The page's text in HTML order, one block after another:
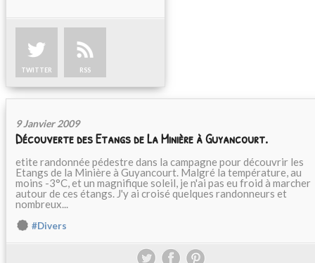
TWITTER RSS
9 Janvier 2009
Découverte des Etangs de La Minière à Guyancourt.
etite randonnée pédestre dans la campagne pour découvrir les
Etangs de la Minière à Guyancourt. Malgré la température, au
moins -3°C, et un magnifique soleil, je n'ai pas eu froid à marcher
autour de ces étangs. J'y ai croisé quelques randonneurs et
nombreux...
#Divers